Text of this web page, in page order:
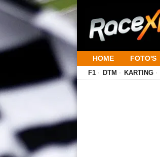
HOME FOTO'S
F1 DTM KARTING